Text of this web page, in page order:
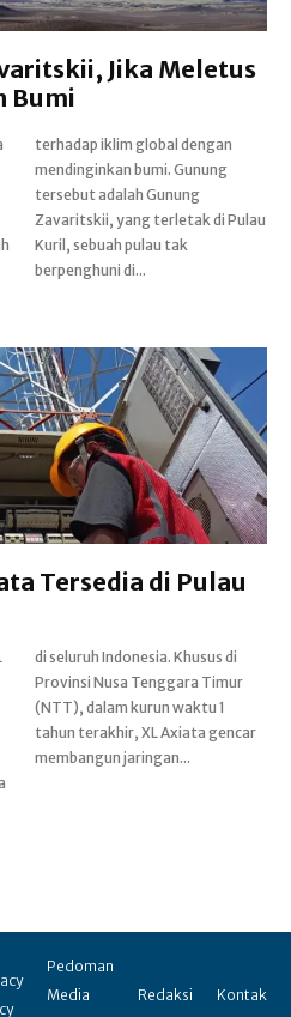
Jika Meletus
Bumi
berpenghuni di...
Tersedia di Pulau
membangun jaringan...
Pedoman
Media
Redaksi Kontak